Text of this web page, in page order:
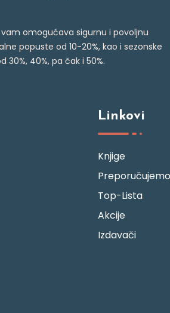
omogućava sigurnu i povoljnu
popuste od 10-20%, kao i sezonske
30%, 40%, pa čak i 50%.
Linkovi
Knjige
Preporučujemo
Top-Lista
Akcije
Izdavači